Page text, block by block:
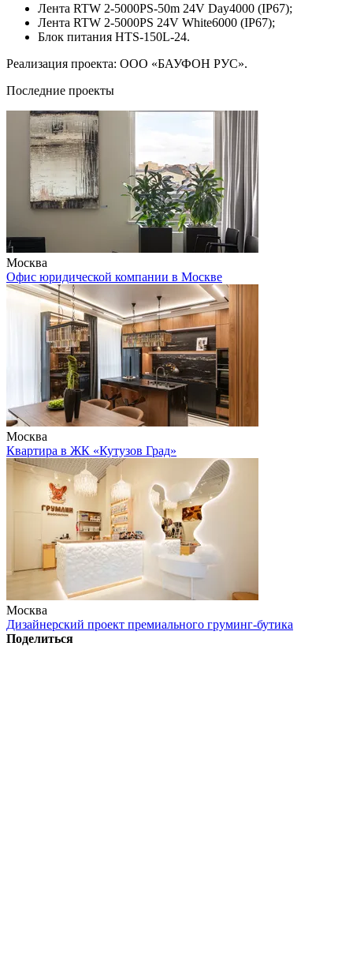
Лента RTW 2-5000PS-50m 24V Day4000 (IP67);
Лента RTW 2-5000PS 24V White6000 (IP67);
Блок питания HTS-150L-24.
Реализация проекта: ООО «БАУФОН РУС».
Последние проекты
Москва
Офис юридической компании в Москве
Москва
Квартира в ЖК «Кутузов Град»
Москва
Дизайнерский проект премиального груминг-бутика
Поделиться